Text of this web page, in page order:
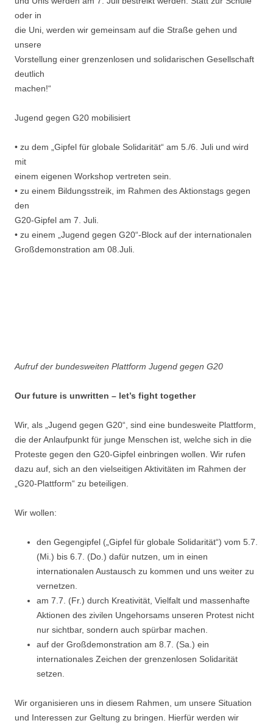
oder in
die Uni, werden wir gemeinsam auf die Straße gehen und
unsere
Vorstellung einer grenzenlosen und solidarischen Gesellschaft
deutlich
machen!“
Jugend gegen G20 mobilisiert
• zu dem „Gipfel für globale Solidarität“ am 5./6. Juli und wird
mit
einem eigenen Workshop vertreten sein.
• zu einem Bildungsstreik, im Rahmen des Aktionstags gegen
den
G20-Gipfel am 7. Juli.
• zu einem „Jugend gegen G20“-Block auf der internationalen
Großdemonstration am 08.Juli.
Aufruf der bundesweiten Plattform Jugend gegen G20
Our future is unwritten – let’s fight together
Wir, als „Jugend gegen G20“, sind eine bundesweite Plattform,
die der Anlaufpunkt für junge Menschen ist, welche sich in die
Proteste gegen den G20-Gipfel einbringen wollen. Wir rufen
dazu auf, sich an den vielseitigen Aktivitäten im Rahmen der
„G20-Plattform“ zu beteiligen.
Wir wollen:
den Gegengipfel („Gipfel für globale Solidarität“) vom 5.7.
(Mi.) bis 6.7. (Do.) dafür nutzen, um in einen
internationalen Austausch zu kommen und uns weiter zu
vernetzen.
am 7.7. (Fr.) durch Kreativität, Vielfalt und massenhafte
Aktionen des zivilen Ungehorsams unseren Protest nicht
nur sichtbar, sondern auch spürbar machen.
auf der Großdemonstration am 8.7. (Sa.) ein
internationales Zeichen der grenzenlosen Solidarität
setzen.
Wir organisieren uns in diesem Rahmen, um unsere Situation
und Interessen zur Geltung zu bringen. Hierfür werden wir